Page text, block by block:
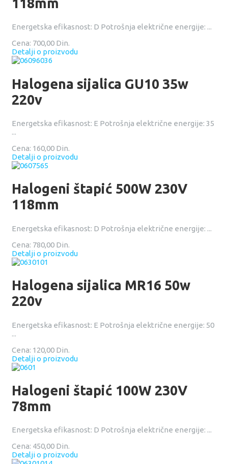
Energetska efikasnost: D Potrošnja električne energije: ...
Cena: 700,00 Din.
Detalji o proizvodu
Halogena sijalica GU10 35w
220v
Energetska efikasnost: E Potrošnja električne energije: 35
...
Cena: 160,00 Din.
Detalji o proizvodu
Halogeni štapić 500W 230V
118mm
Energetska efikasnost: D Potrošnja električne energije: ...
Cena: 780,00 Din.
Detalji o proizvodu
Halogena sijalica MR16 50w
220v
Energetska efikasnost: E Potrošnja električne energije: 50
...
Cena: 120,00 Din.
Detalji o proizvodu
Halogeni štapić 100W 230V
78mm
Energetska efikasnost: D Potrošnja električne energije: ...
Cena: 450,00 Din.
Detalji o proizvodu